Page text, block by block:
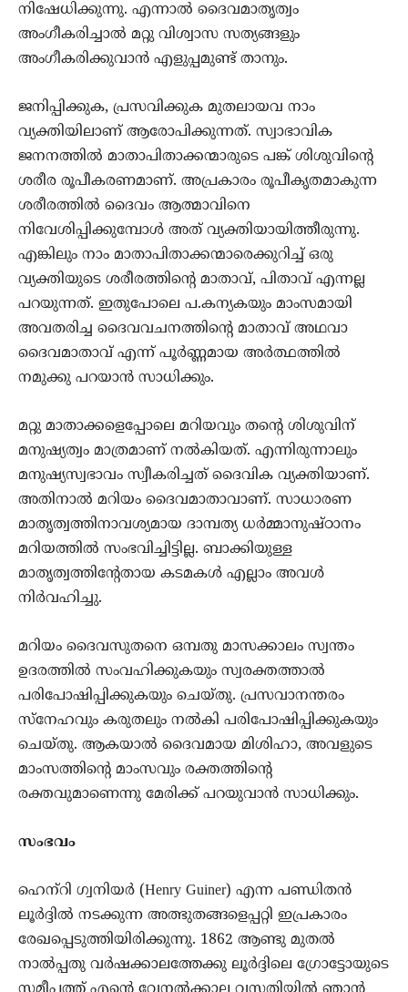
നിഷേധിക്കുന്നു. എന്നാല്‍ ദൈവമാതൃത്വം
അംഗീകരിച്ചാല്‍ ‍മറ്റു വിശ്വാസ സത്യങ്ങളും
അംഗീകരിക്കുവാന്‍ എളുപ്പമുണ്ട് താനും.
ജനിപ്പിക്കുക, പ്രസവിക്കുക മുതലായവ നാം
വ്യക്തിയിലാണ് ആരോപിക്കുന്നത്. സ്വാഭാവിക
ജനനത്തില്‍ മാതാപിതാക്കന്മാരുടെ പങ്ക് ശിശുവിന്‍റെ
ശരീര രൂപീകരണമാണ്. അപ്രകാരം രൂപീകൃതമാകുന്ന
ശരീരത്തില്‍ ദൈവം ആത്മാവിനെ
നിവേശിപ്പിക്കുമ്പോള്‍ അത് വ്യക്തിയായിത്തീരുന്നു.
എങ്കിലും നാം മാതാപിതാക്കന്മാരെക്കുറിച്ച് ഒരു
വ്യക്തിയുടെ ശരീരത്തിന്‍റെ മാതാവ്, പിതാവ് എന്നല്ല
പറയുന്നത്. ഇതുപോലെ പ.കന്യകയും മാംസമായി
അവതരിച്ച ദൈവവചനത്തിന്‍റെ മാതാവ് അഥവാ
ദൈവമാതാവ് എന്ന്‍ പൂര്‍ണ്ണമായ അര്‍ത്ഥത്തില്‍
നമുക്കു പറയാന്‍ സാധിക്കും.
മറ്റു മാതാക്കളെപ്പോലെ മറിയവും തന്‍റെ ശിശുവിന്
മനുഷ്യത്വം മാത്രമാണ് നല്‍കിയത്. എന്നിരുന്നാലും
മനുഷ്യസ്വഭാവം സ്വീകരിച്ചത് ദൈവിക വ്യക്തിയാണ്.
അതിനാല്‍ മറിയം ദൈവമാതാവാണ്. സാധാരണ
മാതൃത്വത്തിനാവശ്യമായ ദാമ്പത്യ ധര്‍മ്മാനുഷ്ഠാനം
മറിയത്തില്‍ സംഭവിച്ചിട്ടില്ല. ബാക്കിയുള്ള
മാതൃത്വത്തിന്‍റേതായ കടമകള്‍ എല്ലാം അവള്‍
നിര്‍വഹിച്ചു.
മറിയം ദൈവസുതനെ ഒമ്പതു മാസക്കാലം സ്വന്തം
ഉദരത്തില്‍ സംവഹിക്കുകയും സ്വരക്തത്താല്‍
പരിപോഷിപ്പിക്കുകയും ചെയ്തു. പ്രസവാനന്തരം
സ്നേഹവും കരുതലും നല്‍കി പരിപോഷിപ്പിക്കുകയും
ചെയ്തു. ആകയാല്‍ ദൈവമായ മിശിഹാ, അവളുടെ
മാംസത്തിന്‍റെ മാംസവും രക്തത്തിന്‍റെ
രക്തവുമാണെന്നു മേരിക്ക് പറയുവാന്‍ സാധിക്കും.
സംഭവം
ഹെന‍്റി ഗ്വനിയര്‍ (Henry Guiner) എന്ന പണ്ഡിതന്‍
ലൂര്‍ദ്ദില്‍ നടക്കുന്ന അത്ഭുതങ്ങളെപ്പറ്റി ഇപ്രകാരം
രേഖപ്പെടുത്തിയിരിക്കുന്നു. 1862 ആണ്ടു മുതല്‍
നാല്‍പ്പതു വര്‍ഷക്കാലത്തേക്കു ലൂര്‍ദ്ദിലെ ഗ്രോട്ടോയുടെ